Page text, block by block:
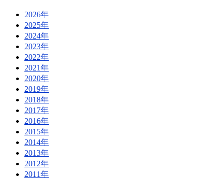
2026年
2025年
2024年
2023年
2022年
2021年
2020年
2019年
2018年
2017年
2016年
2015年
2014年
2013年
2012年
2011年